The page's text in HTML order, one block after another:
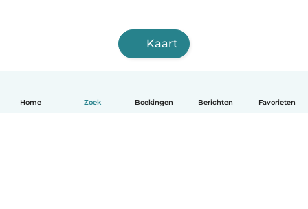
Home Zoek Boekingen Berichten Favorieten
Kaart